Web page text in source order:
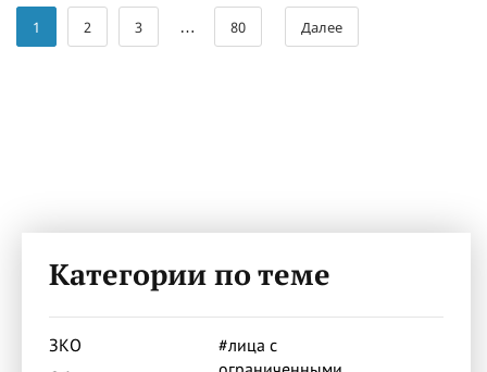
1 2 3 … 80 Далее
Категории по теме
ЗКО
#лица с